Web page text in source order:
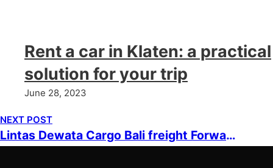
Rent a car in Klaten: a practical
solution for your trip
June 28, 2023
NEXT POST
Lintas Dewata Cargo Bali freight Forwarding Cargo